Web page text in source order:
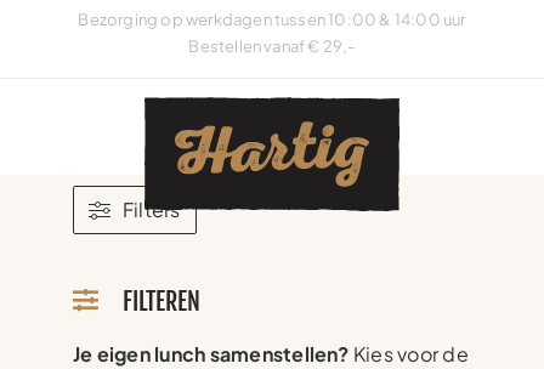
Bezorging op werkdagen tussen 10:00 & 14:00 uur
Bestellen vanaf € 29,-
Filters
FILTEREN
Je eigen lunch samenstellen? Kies voor de